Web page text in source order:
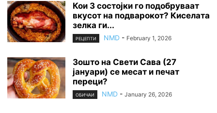
Кои 3 состојки го подобруваат
вкусот на подварокот? Киселата
зелка ги...
РЕЦЕПТИ NMD - February 1, 2026
Зошто на Свети Сава (27
јануари) се месат и печат
переци?
ОБИЧАИ NMD - January 26, 2026